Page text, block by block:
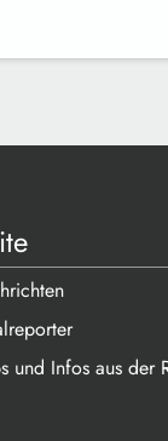
und Infos aus der